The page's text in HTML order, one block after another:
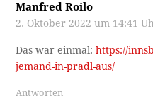
Manfred Roilo
2. Oktober 2022 um 14:41
Das war einmal:https://
jemand-in-pradl-aus/
Antworten